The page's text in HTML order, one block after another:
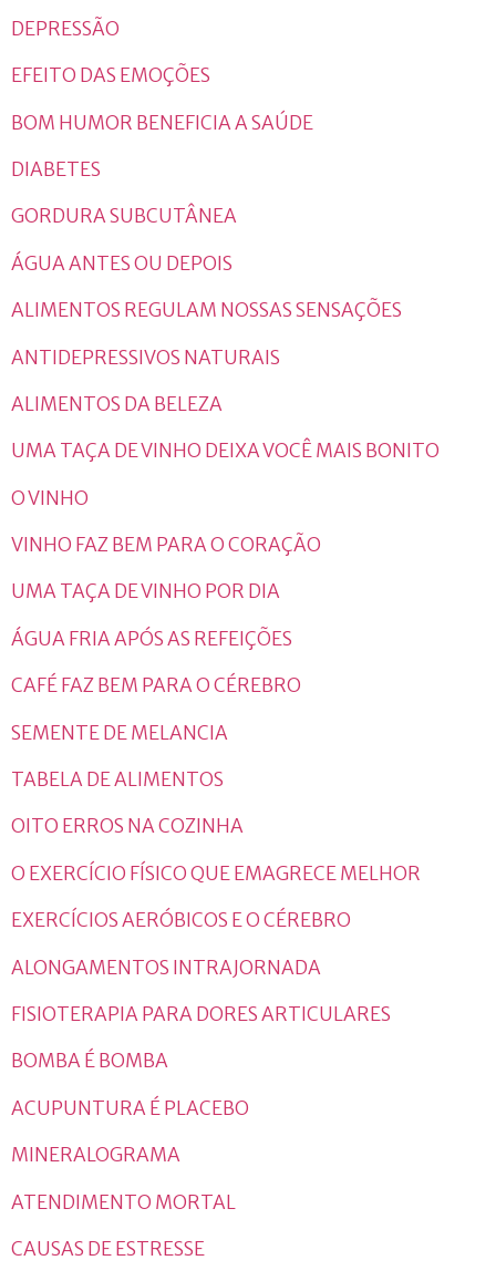
DEPRESSÃO
EFEITO DAS EMOÇÕES
BOM HUMOR BENEFICIA A SAÚDE
DIABETES
GORDURA SUBCUTÂNEA
ÁGUA ANTES OU DEPOIS
ALIMENTOS REGULAM NOSSAS SENSAÇÕES
ANTIDEPRESSIVOS NATURAIS
ALIMENTOS DA BELEZA
UMA TAÇA DE VINHO DEIXA VOCÊ MAIS BONITO
O VINHO
VINHO FAZ BEM PARA O CORAÇÃO
UMA TAÇA DE VINHO POR DIA
ÁGUA FRIA APÓS AS REFEIÇÕES
CAFÉ FAZ BEM PARA O CÉREBRO
SEMENTE DE MELANCIA
TABELA DE ALIMENTOS
OITO ERROS NA COZINHA
O EXERCÍCIO FÍSICO QUE EMAGRECE MELHOR
EXERCÍCIOS AERÓBICOS E O CÉREBRO
ALONGAMENTOS INTRAJORNADA
FISIOTERAPIA PARA DORES ARTICULARES
BOMBA É BOMBA
ACUPUNTURA É PLACEBO
MINERALOGRAMA
ATENDIMENTO MORTAL
CAUSAS DE ESTRESSE